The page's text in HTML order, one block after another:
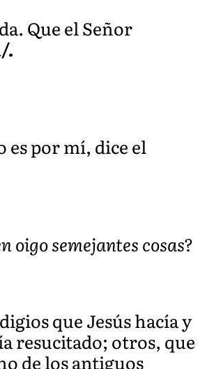
Que el Señor
.
es por mí, dice el
oigo semejantes cosas?
que Jesús hacía y
resucitado; otros, que
de los antiguos